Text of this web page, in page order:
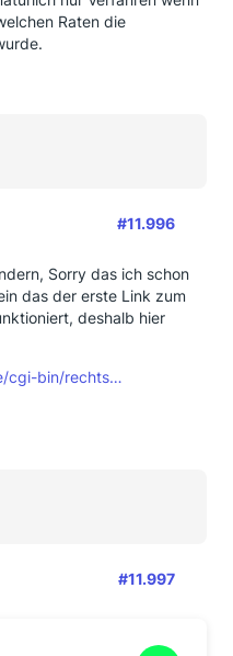
Raten die
#11.996
Sorry das ich schon
das der erste Link zum
deshalb hier
cgi-bin/rechts…
#11.997